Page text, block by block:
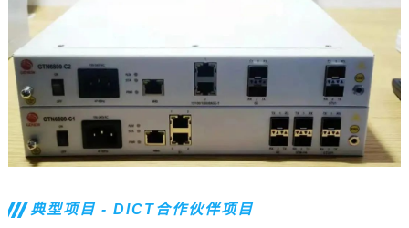
典型项目 - DICT合作伙伴项目